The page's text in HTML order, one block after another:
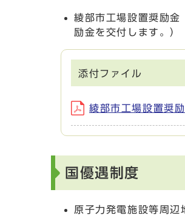
綾部市工場設置奨励金
励金を交付します。）
添付ファイル
綾部市工場設置奨
国優遇制度
原子力発電施設等周辺